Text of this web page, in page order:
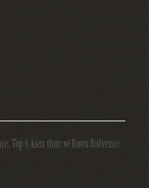
Top 6 kiến thức về Rượu Balvenie